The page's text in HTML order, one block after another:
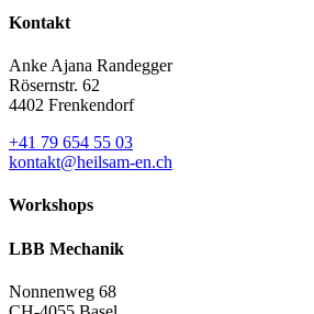
Kontakt
Anke Ajana Randegger
Rösernstr. 62
4402 Frenkendorf
+41 79 654 55 03
kontakt@heilsam-en.ch
Workshops
LBB Mechanik
Nonnenweg 68